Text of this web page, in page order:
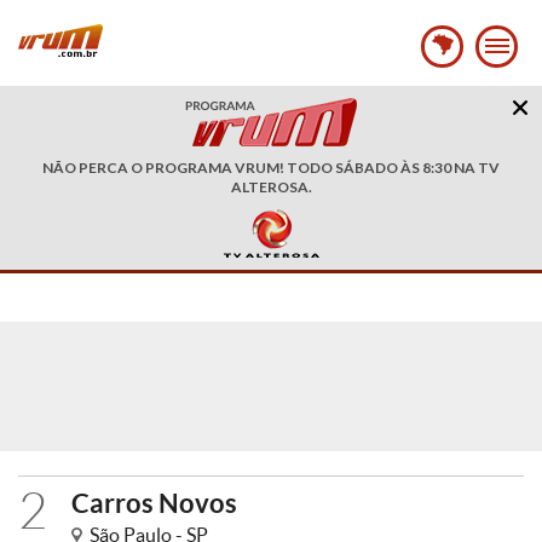
NÃO PERCA O PROGRAMA VRUM! TODO SÁBADO ÀS 8:30 NA TV
ALTEROSA.
2 Carros Novos
São Paulo - SP